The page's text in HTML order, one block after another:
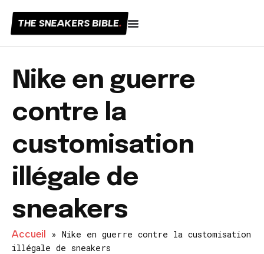
THE SNEAKERS BIBLE.
Nike en guerre
contre la
customisation
illégale de
sneakers
Accueil » Nike en guerre contre la customisation
illégale de sneakers